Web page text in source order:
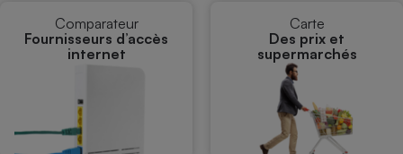
Comparateur
Fournisseurs d’accès
internet
Carte
Des prix et
supermarchés